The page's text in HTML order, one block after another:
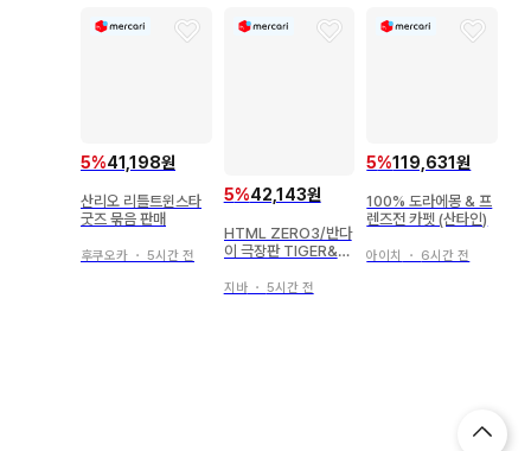
5%41,198원
산리오 리틀트윈스타
굿즈 묶음 판매
후쿠오카 ・ 5시간 전
5%42,143원
HTML ZERO3/반다
이 극장판 TIGER&B
Guttarelax Precio
지바・ 5시간 전
5%119,631원
100% 도라에몽 & 프
렌즈전 카펫 (산타인)
아이치 ・ 6시간 전